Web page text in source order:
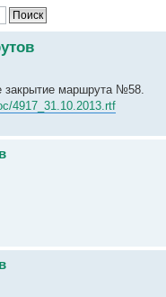
маршрута №58.
4917_31.10.2013.rtf